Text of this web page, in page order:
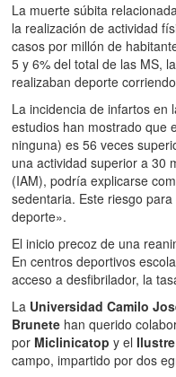
La muerte súbita
la realización de actividad
casos por millón de
5 y 6% del total de las MS,
realizaban deporte
La incidencia de infartos en
estudios han mostrado que
ninguna) es 56 veces
una actividad superior a 30
(IAM), podría explicarse
sedentaria. Este riesgo
deporte».
El inicio precoz de una
En centros deportivos
acceso a desfibrilador, la
La Universidad Camilo
Brunete han querido
por Miclinicatop y el
campo, impartido por dos